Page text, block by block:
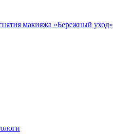
макияжа «Бережный уход»